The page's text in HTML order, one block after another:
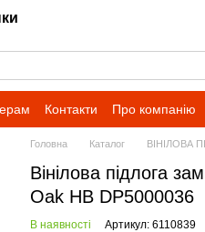
Контакти Про компанію
Головна Каталог ВІНІЛОВА
Вінілова підлога
Oak HB DP5000036
В наявності Артикул: 6110839